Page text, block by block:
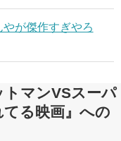
が傑作すぎやろ
トマンVSスーパ
る映画』への